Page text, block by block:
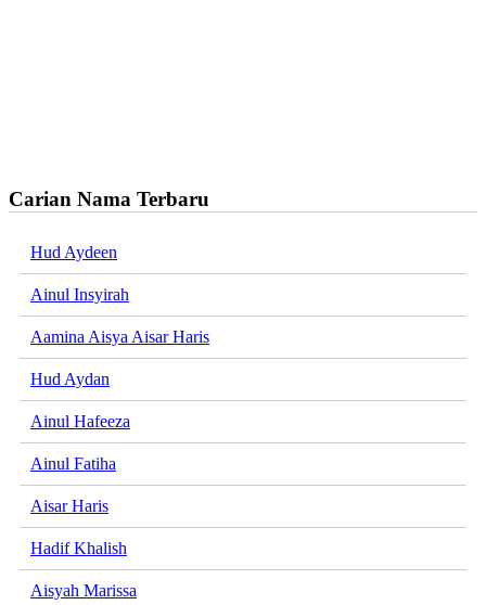
Carian Nama Terbaru
Hud Aydeen
Ainul Insyirah
Aamina Aisya Aisar Haris
Hud Aydan
Ainul Hafeeza
Ainul Fatiha
Aisar Haris
Hadif Khalish
Aisyah Marissa